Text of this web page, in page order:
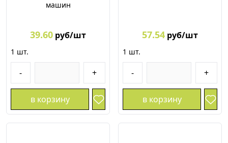
машин
39.60 руб/шт
1 шт.
- +
в корзину
57.54 руб/шт
1 шт.
- +
в корзину